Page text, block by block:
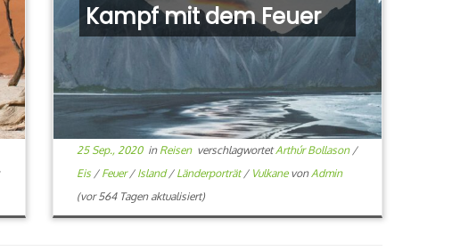
Kampf mit dem Feuer
25 Sep., 2020in Reisen verschlagwortetArthúr Bollason /
Eis / Feuer/ Island/ Länderporträt/ Vulkane von Admin
(vor 564 Tagen aktualisiert)